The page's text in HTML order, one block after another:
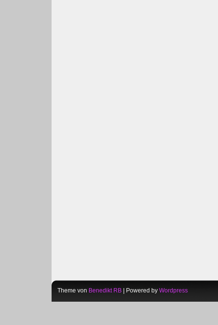
Theme von Benedikt RB | Powered by Wordpress